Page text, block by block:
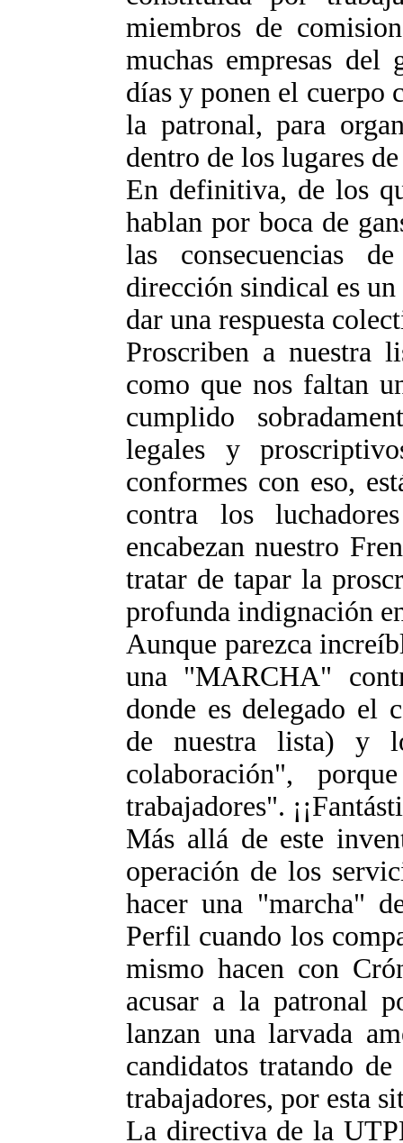
miembros de
muchas empresas
días y ponen el cuerpo
la patronal, para
dentro de los lugares
En definitiva, de los
hablan por boca de
las consecuencias
dirección sindical es
dar una respuesta
Proscriben a nuestra
como que nos faltan
cumplido
legales y
conformes con eso,
contra los
encabezan nuestro
tratar de tapar la
profunda indignación
Aunque parezca
una "MARCHA"
donde es delegado el
de nuestra lista) y
colaboración",
trabajadores".
Más allá de este
operación de los
hacer una "marcha"
Perfil cuando los
mismo hacen con
acusar a la patronal
lanzan una larvada
candidatos tratando
trabajadores, por esta
La directiva de la